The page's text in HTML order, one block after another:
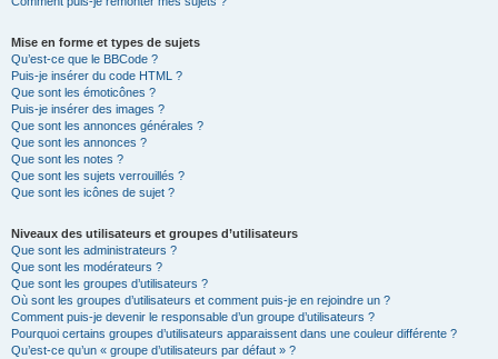
Mise en forme et types de sujets
Qu’est-ce que le BBCode ?
Puis-je insérer du code HTML ?
Que sont les émoticônes ?
Puis-je insérer des images ?
Que sont les annonces générales ?
Que sont les annonces ?
Que sont les notes ?
Que sont les sujets verrouillés ?
Que sont les icônes de sujet ?
Niveaux des utilisateurs et groupes d’utilisateurs
Que sont les administrateurs ?
Que sont les modérateurs ?
Que sont les groupes d’utilisateurs ?
Où sont les groupes d’utilisateurs et comment puis-je en rejoindre un ?
Comment puis-je devenir le responsable d’un groupe d’utilisateurs ?
Pourquoi certains groupes d’utilisateurs apparaissent dans une couleur différente ?
Qu’est-ce qu’un « groupe d’utilisateurs par défaut » ?